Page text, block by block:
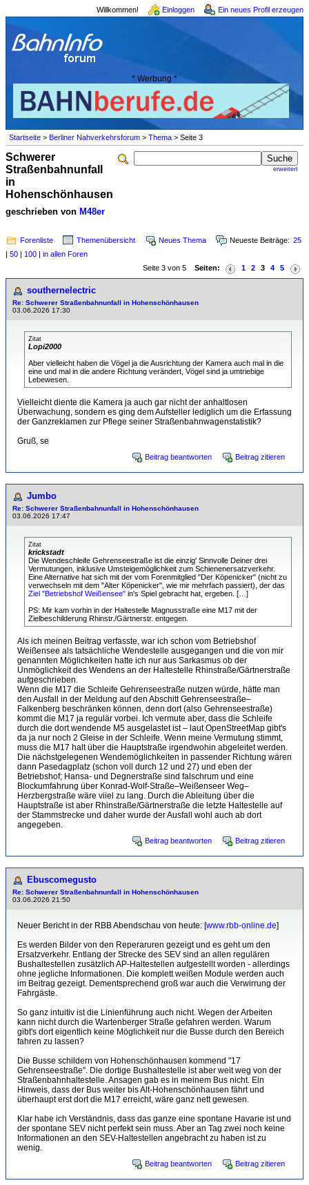
Willkommen! Einloggen Ein neues Profil erzeugen
* Werbung *
Startseite > Berliner Nahverkehrsforum > Thema > Seite 3
erweitert
Schwerer
Straßenbahnunfall
in
Hohenschönhausen
geschrieben von M48er
Forenliste Themenübersicht Neues Thema Neueste Beiträge: 25
| 50 | 100 | in allen Foren
Seite 3 von 5 Seiten: 1 2 3 4 5
southernelectric
Re: Schwerer Straßenbahnunfall in Hohenschönhausen
03.06.2026 17:30
Zitat
Lopi2000
Aber vielleicht haben die Vögel ja die Ausrichtung der Kamera auch mal in die
eine und mal in die andere Richtung verändert, Vögel sind ja umtriebige
Lebewesen.
Vielleicht diente die Kamera ja auch gar nicht der anhaltlosen
Überwachung, sondern es ging dem Aufsteller lediglich um die Erfassung
der Ganzreklamen zur Pflege seiner Straßenbahnwagenstatistik?
Gruß, se
Beitrag beantworten Beitrag zitieren
Jumbo
Re: Schwerer Straßenbahnunfall in Hohenschönhausen
03.06.2026 17:47
Zitat
krickstadt
Die Wendeschleife Gehrenseestraße ist die einzig' Sinnvolle Deiner drei
Vermutungen, inklusive Umsteigemöglichkeit zum Schienenersatzverkehr.
Eine Alternative hat sich mit der vom Forenmitglied "Der Köpenicker" (nicht zu
verwechseln mit dem "Alter Köpenicker", wie mir mehrfach passiert), der das
Ziel "Betriebshof Weißensee" in's Spiel gebracht hat, ergeben. […]
PS: Mir kam vorhin in der Haltestelle Magnusstraße eine M17 mit der
Zielbeschilderung Rhinstr./Gärtnerstr. entgegen.
Als ich meinen Beitrag verfasste, war ich schon vom Betriebshof
Weißensee als tatsächliche Wendestelle ausgegangen und die von mir
genannten Möglichkeiten hatte ich nur aus Sarkasmus ob der
Unmöglichkeit des Wendens an der Haltestelle Rhinstraße/Gärtnerstraße
aufgeschrieben.
Wenn die M17 die Schleife Gehrenseestraße nutzen würde, hätte man
den Ausfall in der Meldung auf den Abschitt Gehrenseestraße–
Falkenberg beschränken können, denn dort (also Gehrenseestraße)
kommt die M17 ja regulär vorbei. Ich vermute aber, dass die Schleife
durch die dort wendende M5 ausgelastet ist – laut OpenStreetMap gibt's
da ja nur noch 2 Gleise in der Schleife. Wenn meine Vermutung stimmt,
muss die M17 halt über die Hauptstraße irgendwohin abgeleitet werden.
Die nächstgelegenen Wendemöglichkeiten in passender Richtung wären
dann Pasedagplatz (schon voll durch 12 und 27) und eben der
Betriebshof; Hansa- und Degnerstraße sind falschrum und eine
Blockumfahrung über Konrad-Wolf-Straße–Weißenseer Weg–
Herzbergstraße wäre viiel zu lang. Durch die Ableitung über die
Hauptstraße ist aber Rhinstraße/Gärtnerstraße die letzte Haltestelle auf
der Stammstrecke und daher wurde der Ausfall wohl auch ab dort
angegeben.
Beitrag beantworten Beitrag zitieren
Ebuscomegusto
Re: Schwerer Straßenbahnunfall in Hohenschönhausen
03.06.2026 21:50
Neuer Bericht in der RBB Abendschau von heute: [www.rbb-online.de]
Es werden Bilder von den Reperaruren gezeigt und es geht um den
Ersatzverkehr. Entlang der Strecke des SEV sind an allen regulären
Bushaltestellen zusätzlich AP-Haltestellen aufgestellt worden - allerdings
ohne jegliche Informationen. Die komplett weißen Module werden auch
im Beitrag gezeigt. Dementsprechend groß war auch die Verwirrung der
Fahrgäste.
So ganz intuitiv ist die Linienführung auch nicht. Wegen der Arbeiten
kann nicht durch die Wartenberger Straße gefahren werden. Warum
gibt's dort eigentlich keine Möglichkeit nur die Busse durch den Bereich
fahren zu lassen?
Die Busse schildern von Hohenschönhausen kommend "17
Gehrenseestraße". Die dortige Bushaltestelle ist aber weit weg von der
Straßenbahnhaltestelle. Ansagen gab es in meinem Bus nicht. Ein
Hinweis, dass der Bus weiter bis Alt-Hohenschönhausen fährt und
überhaupt erst dort die M17 erreicht, wäre ganz nett gewesen.
Klar habe ich Verständnis, dass das ganze eine spontane Havarie ist und
der spontane SEV nicht perfekt sein muss. Aber an Tag zwei noch keine
Informationen an den SEV-Haltestellen angebracht zu haben ist zu
wenig.
Beitrag beantworten Beitrag zitieren